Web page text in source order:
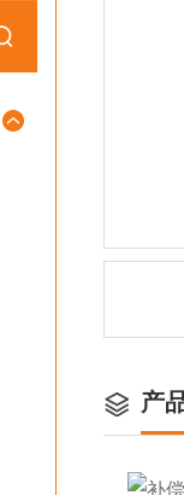
产